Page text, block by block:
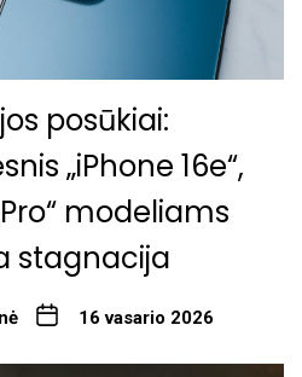
posūkiai:
„iPhone 16e“,
modeliams
stagnacija
16 vasario 2026